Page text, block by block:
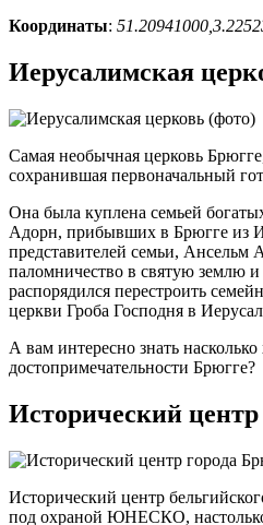
Координаты:
Иерусалимская
Самая необычная церковь
сохранившая первоначальный
Она была куплена семьей
Адорн, прибывших в Брюгге из
представителей семьи, Ансельм
паломничество в святую землю
распорядился перестроить
церкви Гроба Господня в
А вам интересно знать
достопримечательности Брюгге?
Исторический центр
Исторический центр
под охраной ЮНЕСКО,